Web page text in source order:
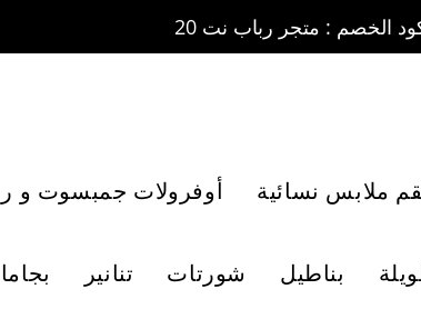
ملابس نسائية أوفرولات جمبسوت و
بناطيل شورتات تنانير